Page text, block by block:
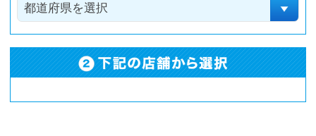
その他の割引・サービスとの併用はできません。
国内店舗のみ有効です。
医の処方(指示書等)によりお求めください。眼科受
診の際にはマイナ保険証等をお持ちください。